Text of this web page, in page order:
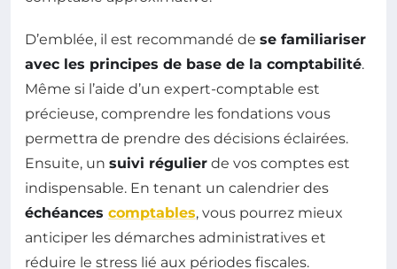
D’emblée, il est recommandé de se familiariser
avec les principes de base de la comptabilité.
Même si l’aide d’un expert-comptable est
précieuse, comprendre les fondations vous
permettra de prendre des décisions éclairées.
Ensuite, un suivi régulier de vos comptes est
indispensable. En tenant un calendrier des
échéances comptables, vous pourrez mieux
anticiper les démarches administratives et
réduire le stress lié aux périodes fiscales.